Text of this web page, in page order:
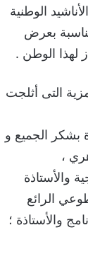
الوطنية
بعرض
لهذا الوطن .
التى أثلجت
بشكر الجميع و
،
والأستاذة
الرائع
والأستاذة ؛